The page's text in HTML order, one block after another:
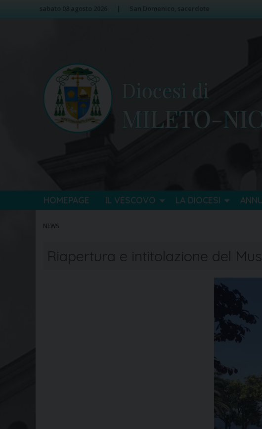
sabato 08 agosto 2026 San Domenico, sacerdote
HOMEPAGE IL VESCOVO LA DIOCESI
NEWS
Riapertura e intitolazione del